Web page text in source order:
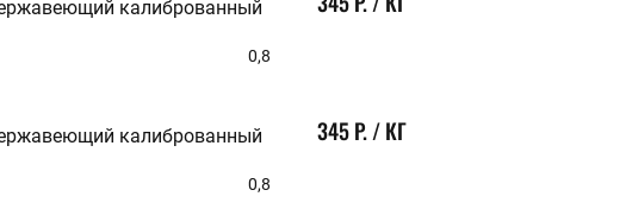
калиброванный
0,8
калиброванный
0,8
345 Р. / КГ
82
95